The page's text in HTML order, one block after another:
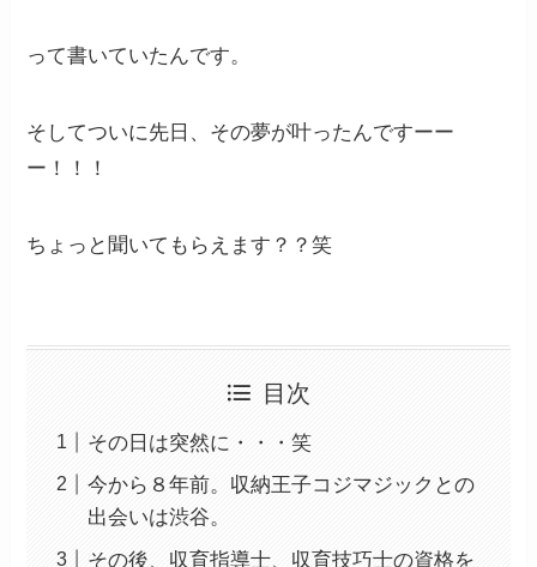
って書いていたんです。
そしてついに先日、その夢が叶ったんですーー
ー！！！
ちょっと聞いてもらえます？？笑
目次
その日は突然に・・・笑
今から８年前。収納王子コジマジックとの
出会いは渋谷。
その後、収育指導士、収育技巧士の資格を